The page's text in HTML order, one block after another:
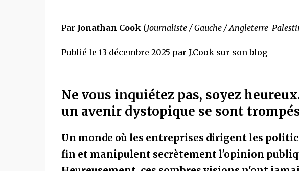
Par Jonathan Cook (Journaliste / Gauche / Angleterre-
Publié le 13 décembre 2025 par J.Cook sur son blog
Ne vous inquiétez pas, soyez
un avenir dystopique se sont
Un monde où les entreprises dirigent les
fin et manipulent secrètement l'opinion